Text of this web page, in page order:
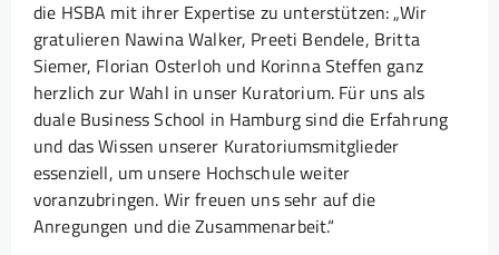
die HSBA mit ihrer Expertise zu unterstützen: „Wir
gratulieren Nawina Walker, Preeti Bendele, Britta
Siemer, Florian Osterloh und Korinna Steffen ganz
herzlich zur Wahl in unser Kuratorium. Für uns als
duale Business School in Hamburg sind die Erfahrung
und das Wissen unserer Kuratoriumsmitglieder
essenziell, um unsere Hochschule weiter
voranzubringen. Wir freuen uns sehr auf die
Anregungen und die Zusammenarbeit.“